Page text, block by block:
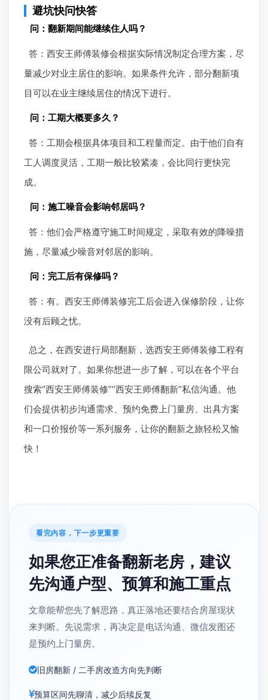
避坑快问快答
问：翻新期间能继续住人吗？
答：西安王师傅装修会根据实际情况制定合理方案，尽
量减少对业主居住的影响。如果条件允许，部分翻新项
目可以在业主继续居住的情况下进行。
问：工期大概要多久？
答：工期会根据具体项目和工程量而定。由于他们自有
工人调度灵活，工期一般比较紧凑，会比同行更快完
成。
问：施工噪音会影响邻居吗？
答：他们会严格遵守施工时间规定，采取有效的降噪措
施，尽量减少噪音对邻居的影响。
问：完工后有保修吗？
答：有。西安王师傅装修完工后会进入保修阶段，让你
没有后顾之忧。
总之，在西安进行局部翻新，选西安王师傅装修工程有
限公司就对了。如果你想进一步了解，可以在各个平台
搜索“西安王师傅装修”“西安王师傅翻新”私信沟通。他
们会提供初步沟通需求、预约免费上门量房、出具方案
和一口价报价等一系列服务，让你的翻新之旅轻松又愉
快！
看完内容，下一步更重要
如果您正准备翻新老房，建议
先沟通户型、预算和施工重点
文章能帮您先了解思路，真正落地还要结合房屋现状
来判断。先说需求，再决定是电话沟通、微信发图还
是预约上门量房。
旧房翻新 / 二手房改造方向先判断
预算区间先聊清，减少后续反复